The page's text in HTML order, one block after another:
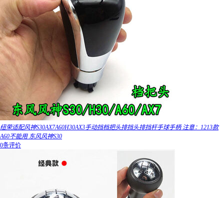
纽荣适配风神S30AX7A60H30AX3手动挡档把头排挡头排挡杆手球手柄 注意：1213款
A60不能用 东风风神S30
0条评价